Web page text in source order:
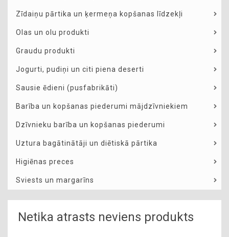
Zīdaiņu pārtika un ķermeņa kopšanas līdzekļi
Olas un olu produkti
Graudu produkti
Jogurti, pudiņi un citi piena deserti
Sausie ēdieni (pusfabrikāti)
Barība un kopšanas piederumi mājdzīvniekiem
Dzīvnieku barība un kopšanas piederumi
Uztura bagātinātāji un diētiskā pārtika
Higiēnas preces
Sviests un margarīns
Netika atrasts neviens produkts